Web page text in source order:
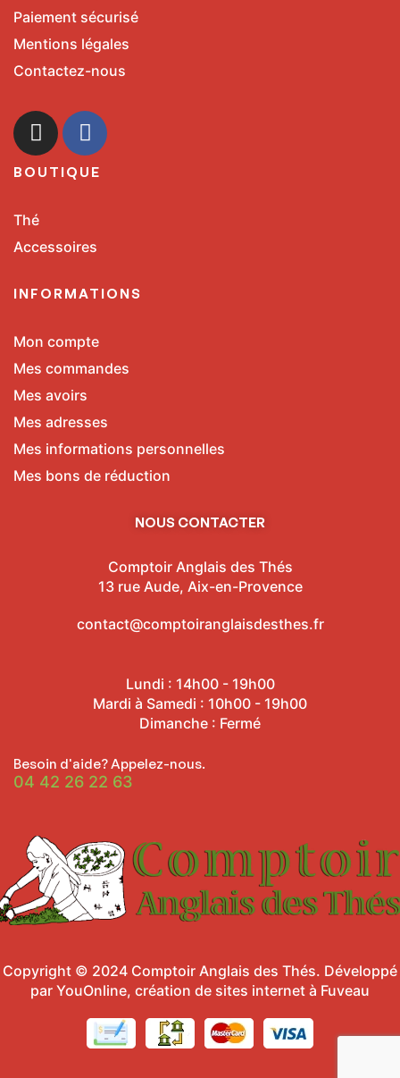
Paiement sécurisé
Mentions légales
Contactez-nous
BOUTIQUE
Thé
Accessoires
INFORMATIONS
Mon compte
Mes commandes
Mes avoirs
Mes adresses
Mes informations personnelles
Mes bons de réduction
NOUS CONTACTER
Comptoir Anglais des Thés
13 rue Aude, Aix-en-Provence
contact@comptoiranglaisdesthes.fr
Lundi : 14h00 - 19h00
Mardi à Samedi : 10h00 - 19h00
Dimanche : Fermé
Besoin d'aide? Appelez-nous.
04 42 26 22 63
Copyright © 2024 Comptoir Anglais des Thés. Développé
par YouOnline, création de sites internet à Fuveau